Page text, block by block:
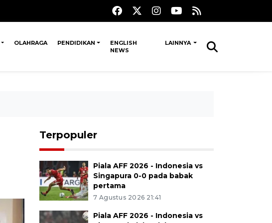
OLAHRAGA PENDIDIKAN
ENGLISH
NEWS
LAINNYA
Terpopuler
Piala AFF 2026 - Indonesia vs
Singapura 0-0 pada babak
pertama
7 Agustus 2026 21:41
Piala AFF 2026 - Indonesia vs